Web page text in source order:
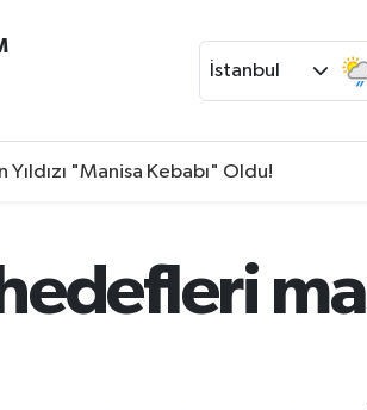
İstanbul
"Manisa Kebabı" Oldu!